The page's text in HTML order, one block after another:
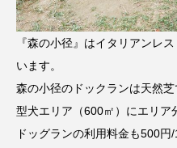
『森の小径』はイタリアンレ
います。
森の小径のドックランは天然
型犬エリア（600㎡）にエリア
ドッグランの利用料金も500